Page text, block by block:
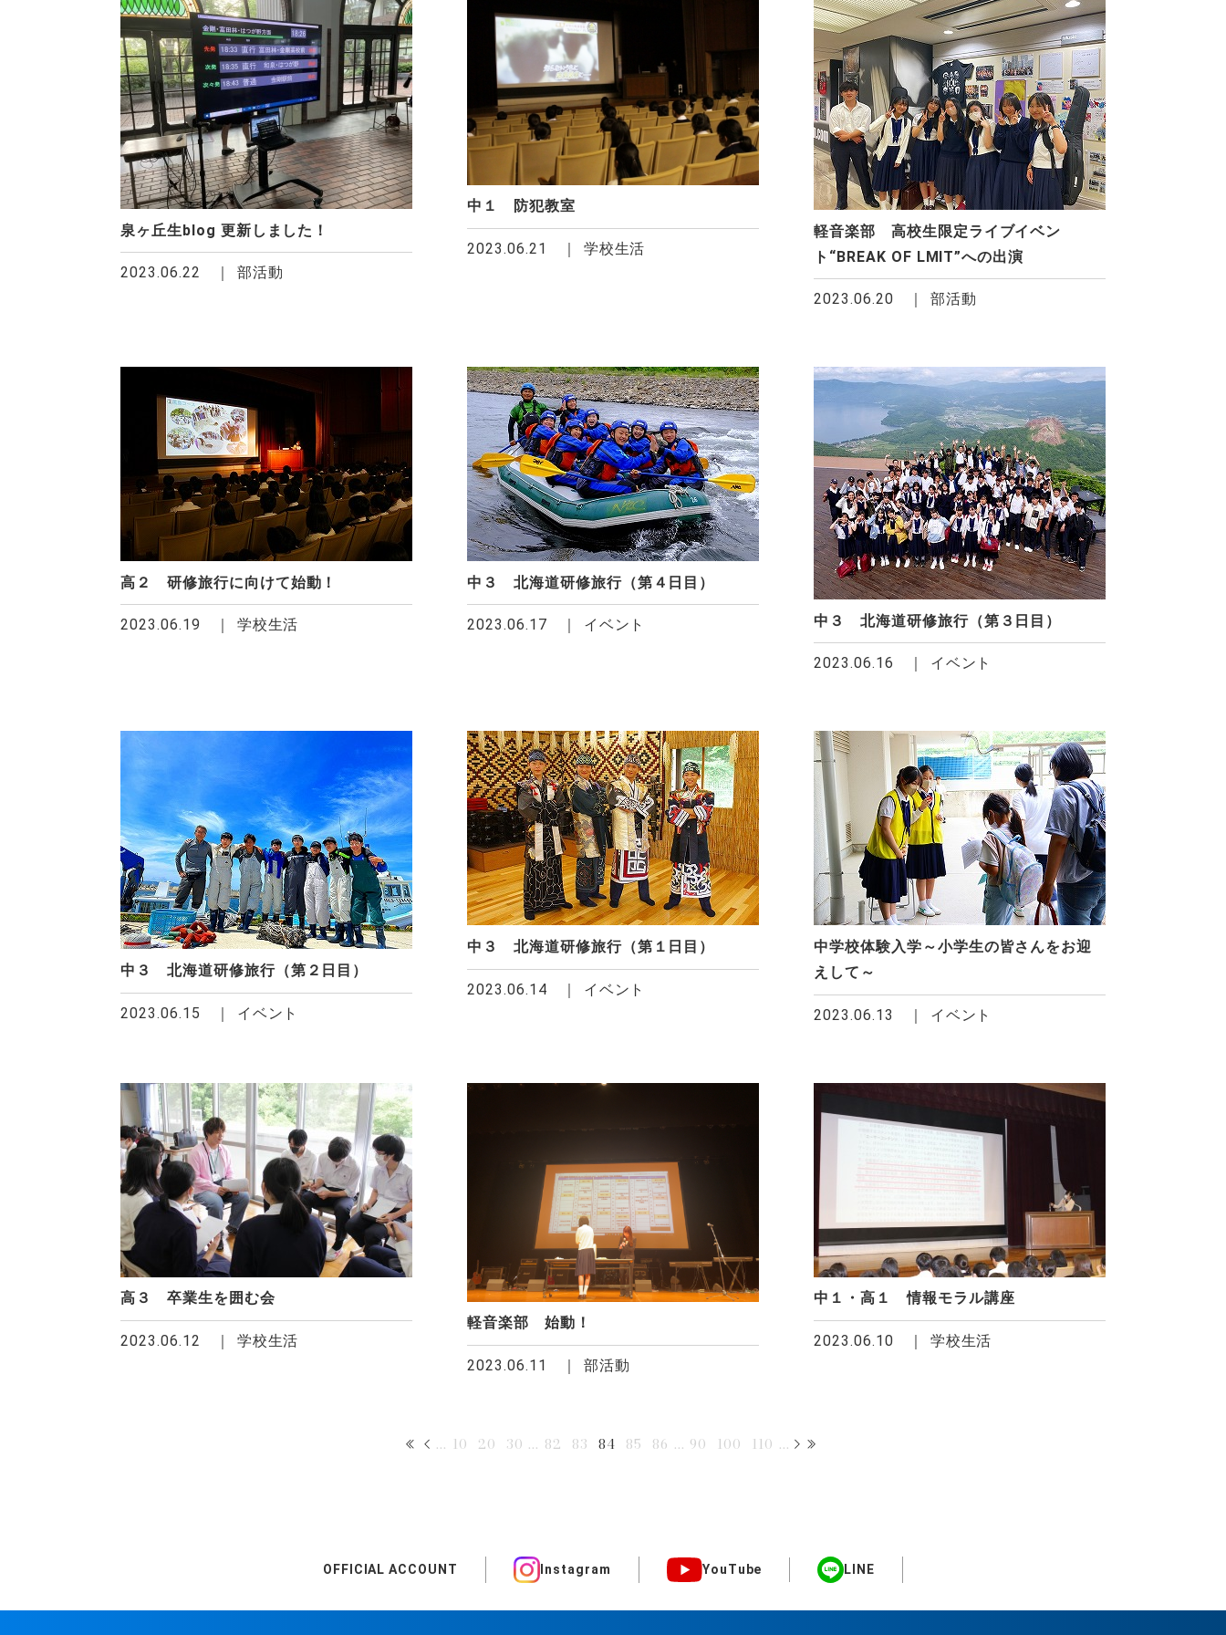
泉ヶ丘生blog 更新しました！
2023.06.22 部活動
中１ 防犯教室
2023.06.21 学校生活
軽音楽部 高校生限定ライブイベン
ト“BREAK OF LMIT”への出演
2023.06.20 部活動
高２ 研修旅行に向けて始動！
2023.06.19 学校生活
中３ 北海道研修旅行（第４日目）
2023.06.17 イベント 中３ 北海道研修旅行（第３日目）
2023.06.16 イベント
中３ 北海道研修旅行（第２日目）
2023.06.15 イベント
中３ 北海道研修旅行（第１日目）
2023.06.14 イベント
中学校体験入学～小学生の皆さんをお迎
えして～
2023.06.13 イベント
高３ 卒業生を囲む会
2023.06.12 学校生活
軽音楽部 始動！
2023.06.11 部活動
中１・高１ 情報モラル講座
2023.06.10 学校生活
... 10 20 30 ... 82 83 84 85 86 ... 90 100 110 ...
OFFICIAL ACCOUNT Instagram YouTube LINE